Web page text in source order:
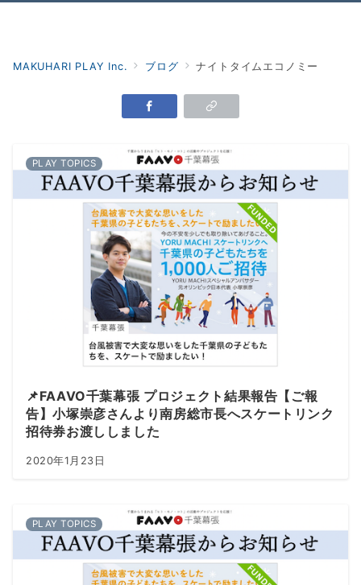
MAKUHARI PLAY Inc. ブログ ナイトタイムエコノミー
PLAY TOPICS
📌FAAVO千葉幕張 プロジェクト結果報告【ご報
告】小塚崇彦さんより南房総市長へスケートリンク
招待券お渡ししました
2020年1月23日
PLAY TOPICS